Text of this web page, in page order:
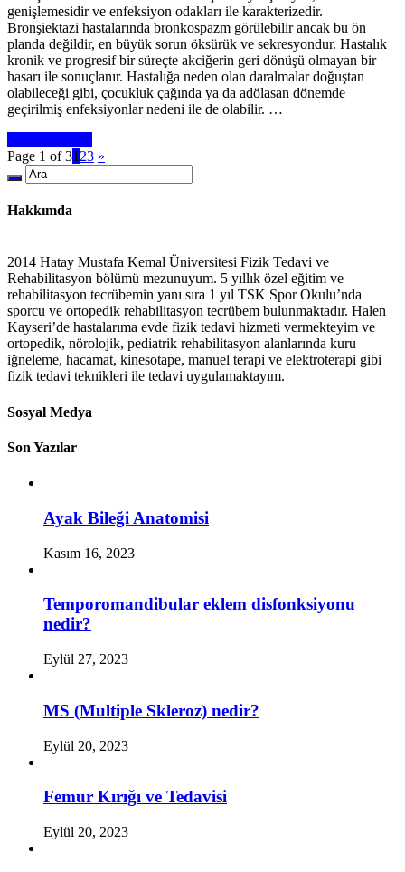
genişlemesidir ve enfeksiyon odakları ile karakterizedir.
Bronşiektazi hastalarında bronkospazm görülebilir ancak bu ön
planda değildir, en büyük sorun öksürük ve sekresyondur. Hastalık
kronik ve progresif bir süreçte akciğerin geri dönüşü olmayan bir
hasarı ile sonuçlanır. Hastalığa neden olan daralmalar doğuştan
olabileceği gibi, çocukluk çağında ya da adölasan dönemde
geçirilmiş enfeksiyonlar nedeni ile de olabilir. …
Page 1 of 31 23 »
Hakkımda
2014 Hatay Mustafa Kemal Üniversitesi Fizik Tedavi ve
Rehabilitasyon bölümü mezunuyum. 5 yıllık özel eğitim ve
rehabilitasyon tecrübemin yanı sıra 1 yıl TSK Spor Okulu’nda
sporcu ve ortopedik rehabilitasyon tecrübem bulunmaktadır. Halen
Kayseri’de hastalarıma evde fizik tedavi hizmeti vermekteyim ve
ortopedik, nörolojik, pediatrik rehabilitasyon alanlarında kuru
iğneleme, hacamat, kinesotape, manuel terapi ve elektroterapi gibi
fizik tedavi teknikleri ile tedavi uygulamaktayım.
Sosyal Medya
Son Yazılar
Ayak Bileği Anatomisi
Kasım 16, 2023
Temporomandibular eklem disfonksiyonu
nedir?
Eylül 27, 2023
MS (Multiple Skleroz) nedir?
Eylül 20, 2023
Femur Kırığı ve Tedavisi
Eylül 20, 2023